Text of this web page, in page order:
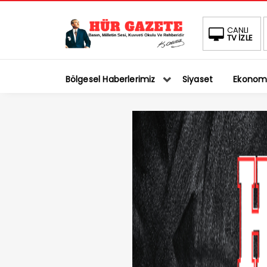
CANLI
TV İZLE
Bölgesel Haberlerimiz Siyaset